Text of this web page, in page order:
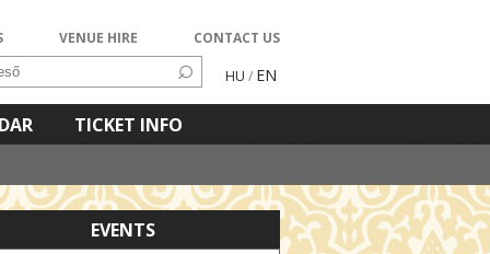
VENUE HIRE CONTACT US
HU / EN
TICKET INFO
EVENTS